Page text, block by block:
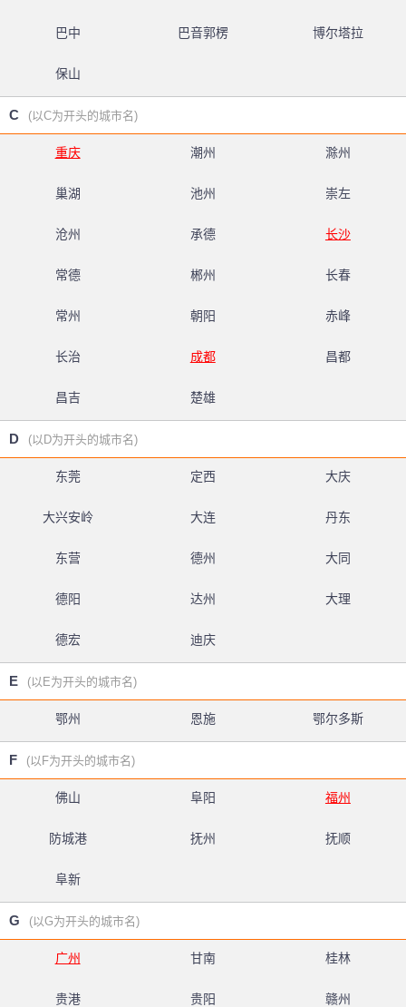
巴中 巴音郭楞 博尔塔拉
保山
C (以C为开头的城市名)
重庆 潮州 滁州
巢湖 池州 崇左
沧州 承德 长沙
常德 郴州 长春
常州 朝阳 赤峰
长治 成都 昌都
昌吉 楚雄
D (以D为开头的城市名)
东莞 定西 大庆
大兴安岭 大连 丹东
东营 德州 大同
德阳 达州 大理
德宏 迪庆
E (以E为开头的城市名)
鄂州 恩施 鄂尔多斯
F (以F为开头的城市名)
佛山 阜阳 福州
防城港 抚州 抚顺
阜新
G (以G为开头的城市名)
广州 甘南 桂林
贵港 贵阳 赣州